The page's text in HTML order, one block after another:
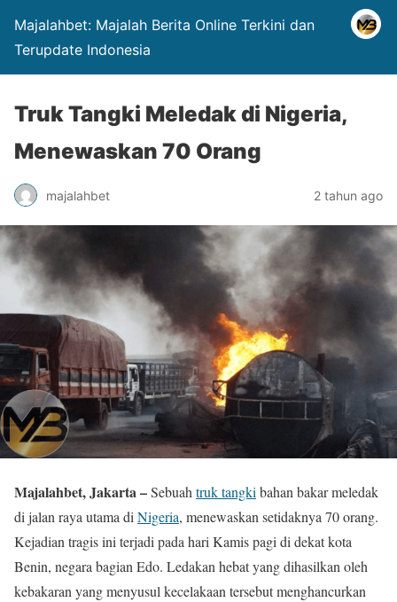
Majalahbet: Majalah Berita Online Terkini dan
Terupdate Indonesia
Truk Tangki Meledak di Nigeria,
Menewaskan 70 Orang
majalahbet 2 tahun ago
Majalahbet, Jakarta –Sebuahtruk tangkibahan bakar meledak
di jalan raya utama diNigeria, menewaskan setidaknya 70 orang.
Kejadian tragis ini terjadi pada hari Kamis pagi di dekat kota
Benin, negara bagian Edo. Ledakan hebat yang dihasilkan oleh
kebakaran yang menyusul kecelakaan tersebut menghancurkan